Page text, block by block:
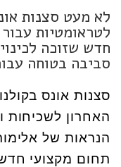
לא מעט סצנות
לטראומטיות
חדש שזוכה
סביבה בטוחה
סצנות אונס
האחרון לשכיחות
הנראות של
תחום מקצועי